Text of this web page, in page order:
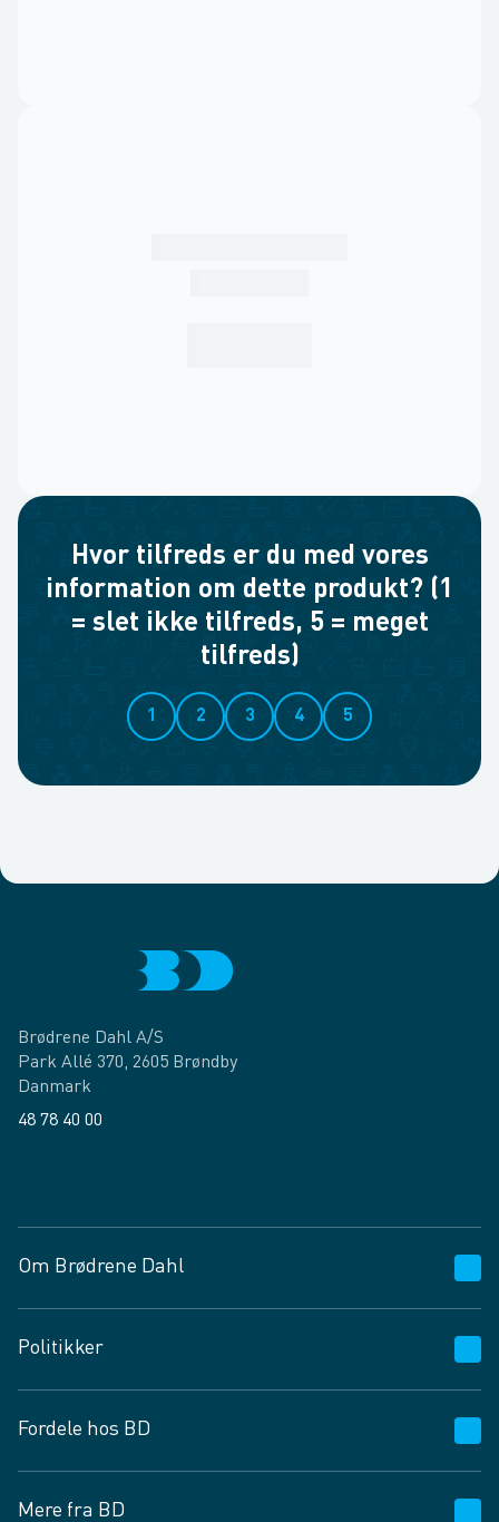
Hvor tilfreds er du med vores
information om dette produkt? (1
= slet ikke tilfreds, 5 = meget
tilfreds)
1 2 3 4 5
Brødrene Dahl A/S
Park Allé 370, 2605 Brøndby
Danmark
48 78 40 00
Om Brødrene Dahl
Vagttelefon 30 10 89 89
Spørgsmål og svar
Job og karriere
Fødevarekontrolrapport
Politikker
Privatlivspolitik
Cookies
Vilkår og betingelser
Fordele hos BD
Mere fra BD